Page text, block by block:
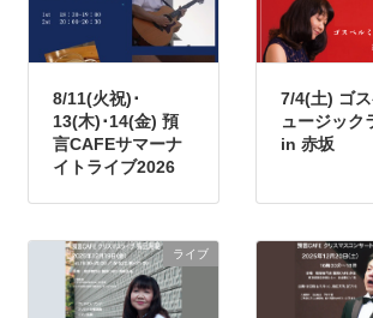
8/11(火祝)･
13(木)･14(金) 預
言CAFEサマーナ
イトライブ2026
7/4(土) ゴス
ュージック
in 赤坂
ライブ